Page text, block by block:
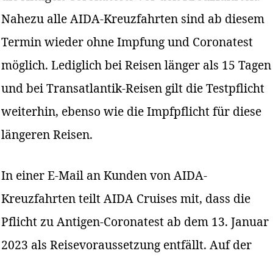
Nahezu alle AIDA-Kreuzfahrten sind ab diesem
Termin wieder ohne Impfung und Coronatest
möglich. Lediglich bei Reisen länger als 15 Tagen
und bei Transatlantik-Reisen gilt die Testpflicht
weiterhin, ebenso wie die Impfpflicht für diese
längeren Reisen.
In einer E-Mail an Kunden von AIDA-
Kreuzfahrten teilt AIDA Cruises mit, dass die
Pflicht zu Antigen-Coronatest ab dem 13. Januar
2023 als Reisevoraussetzung entfällt. Auf der